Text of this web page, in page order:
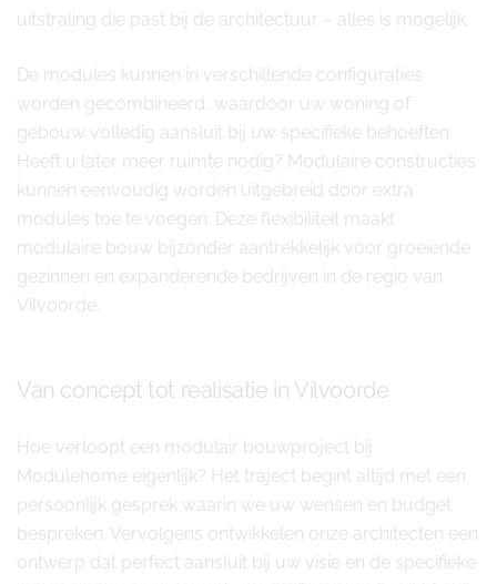
uitstraling die past bij de architectuur – alles is mogelijk.
De modules kunnen in verschillende configuraties
worden gecombineerd, waardoor uw woning of
gebouw volledig aansluit bij uw specifieke behoeften.
Heeft u later meer ruimte nodig? Modulaire constructies
kunnen eenvoudig worden uitgebreid door extra
modules toe te voegen. Deze flexibiliteit maakt
modulaire bouw bijzonder aantrekkelijk voor groeiende
gezinnen en expanderende bedrijven in de regio van
Vilvoorde.
Van concept tot realisatie in Vilvoorde
Hoe verloopt een modulair bouwproject bij
Modulehome eigenlijk? Het traject begint altijd met een
persoonlijk gesprek waarin we uw wensen en budget
bespreken. Vervolgens ontwikkelen onze architecten een
ontwerp dat perfect aansluit bij uw visie en de specifieke